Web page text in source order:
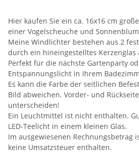
Hier kaufen Sie ein ca. 16x16 cm
einer Vogelscheuche und
Meine Windlichter bestehen aus 2
durch ein hineingestelltes
Perfekt für die nächste Gartenparty
Entspannungslicht in Ihrem
Es kann die Farbe der seitlichen
Bild abweichen. Vorder- und
unterscheiden!
Ein Leuchtmittel ist nicht enthalten.
LED-Teelicht in einem kleinen Glas.
Im ausgewiesenen Rechnungsbetrag
keine Umsatzsteuer enthalten.